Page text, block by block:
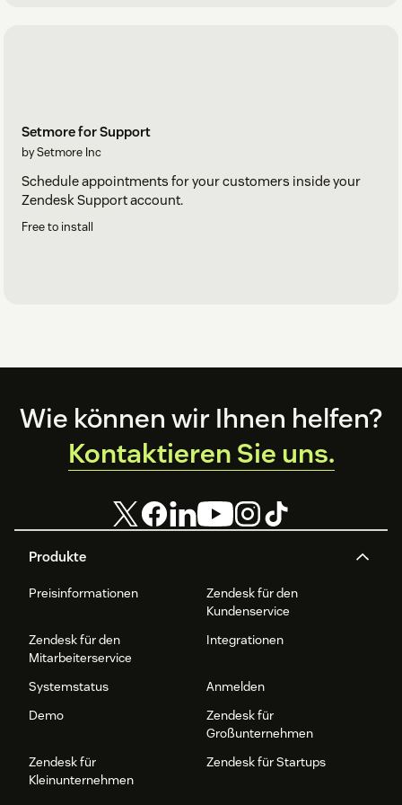
Setmore for Support
by Setmore Inc
Schedule appointments for your customers inside your
Zendesk Support account.
Free to install
Footer
Produkte
Preisinformationen
Zendesk für den
Kundenservice
Zendesk für den
Mitarbeiterservice
Integrationen
Systemstatus
Anmelden
Demo
Zendesk für
Großunternehmen
Zendesk für
Kleinunternehmen
Zendesk für Startups
Wie können wir Ihnen helfen?
Kontaktieren Sie uns.